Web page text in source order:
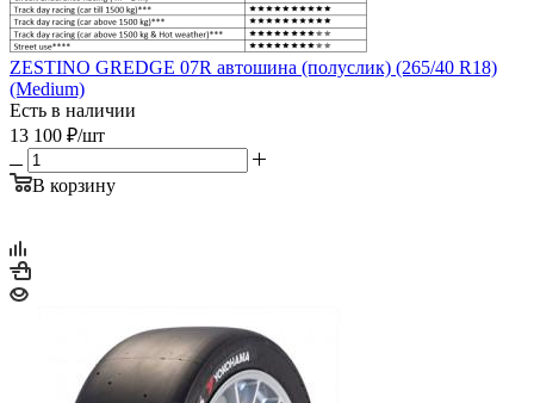
ZESTINO GREDGE 07R автошина (полуслик) (265/40 R18)
(Medium)
Есть в наличии
13 100 ₽/шт
В корзину